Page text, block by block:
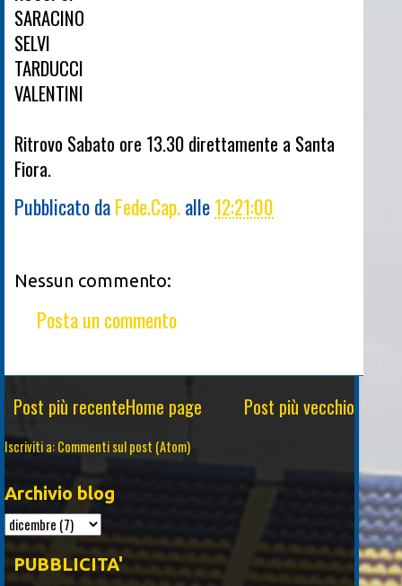
SARACINO
SELVI
TARDUCCI
VALENTINI
Ritrovo Sabato ore 13.30 direttamente a Santa
Fiora.
Pubblicato daFede.Cap.alle12:21:00
Nessun commento:
Posta un commento
Post più recente Post più vecchio
Home page
Iscriviti a:Commenti sul post (Atom)
Archivio blog
PUBBLICITA'